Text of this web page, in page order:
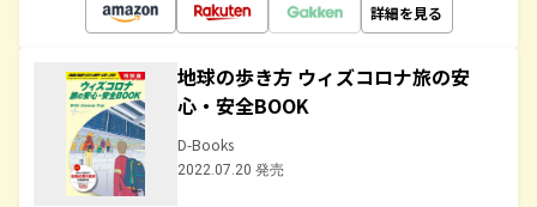
詳細を見る
地球の歩き方 ウィズコロナ旅の安
心・安全BOOK
D-Books
2022.07.20 発売